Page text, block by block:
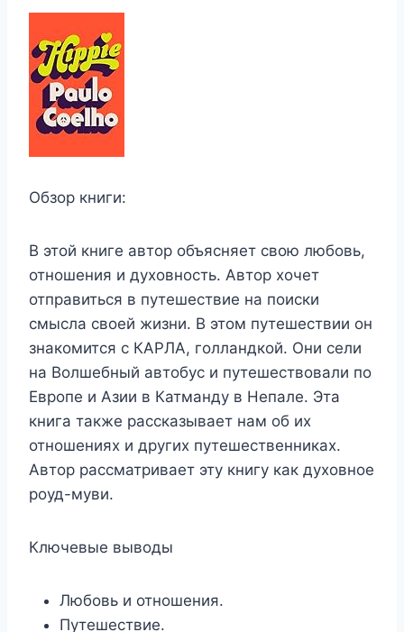
Обзор книги:
В этой книге автор объясняет свою любовь,
отношения и духовность. Автор хочет
отправиться в путешествие на поиски
смысла своей жизни. В этом путешествии он
знакомится с КАРЛА, голландкой. Они сели
на Волшебный автобус и путешествовали по
Европе и Азии в Катманду в Непале. Эта
книга также рассказывает нам об их
отношениях и других путешественниках.
Автор рассматривает эту книгу как духовное
роуд-муви.
Ключевые выводы
Любовь и отношения.
Путешествие.